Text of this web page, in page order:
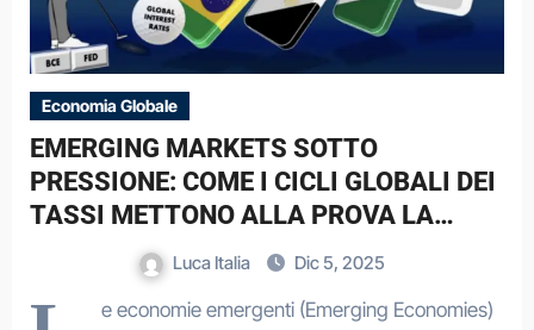
Economia Globale
EMERGING MARKETS SOTTO
PRESSIONE: COME I CICLI GLOBALI DEI
TASSI METTONO ALLA PROVA LA
LORO RESILIENZA
Luca Italia Dic 5, 2025
e economie emergenti (Emerging Economies)